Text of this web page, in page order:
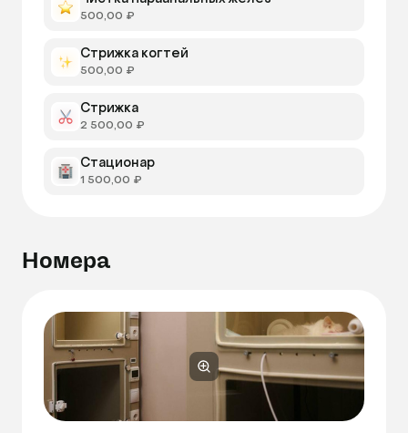
500,00 ₽
Стрижка когтей
500,00 ₽
Стрижка
2 500,00 ₽
Стационар
1 500,00 ₽
Номера